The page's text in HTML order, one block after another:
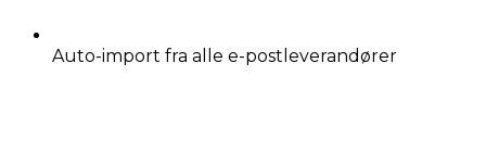
Auto-import fra alle e-postleverandører